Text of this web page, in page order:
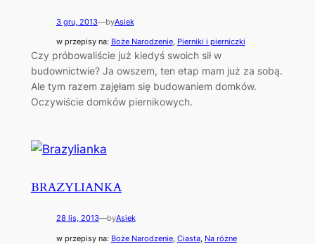
3 gru, 2013—byAsiek
w przepisy na: Boże Narodzenie, Pierniki i pierniczki
Czy próbowaliście już kiedyś swoich sił w
budownictwie? Ja owszem, ten etap mam już za sobą.
Ale tym razem zajęłam się budowaniem domków.
Oczywiście domków piernikowych.
BRAZYLIANKA
28 lis, 2013—byAsiek
w przepisy na: Boże Narodzenie, Ciasta, Na różne